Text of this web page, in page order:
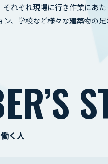
それぞれ現場に行き作業にあ
、学校など様々な建築物の足
く人